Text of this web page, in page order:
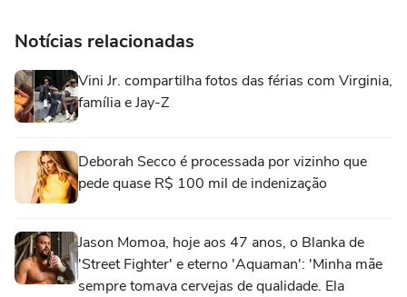
Notícias relacionadas
Vini Jr. compartilha fotos das férias com Virginia,
família e Jay-Z
Deborah Secco é processada por vizinho que
pede quase R$ 100 mil de indenização
Jason Momoa, hoje aos 47 anos, o Blanka de
'Street Fighter' e eterno 'Aquaman': 'Minha mãe
sempre tomava cervejas de qualidade. Ela